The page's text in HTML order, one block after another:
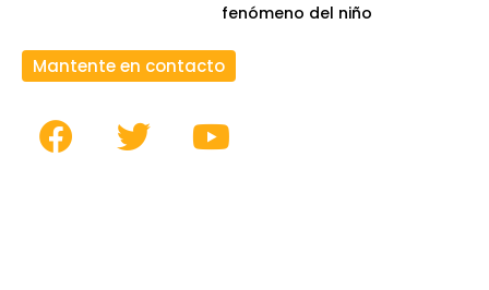
fenómeno del niño
Mantente en contacto